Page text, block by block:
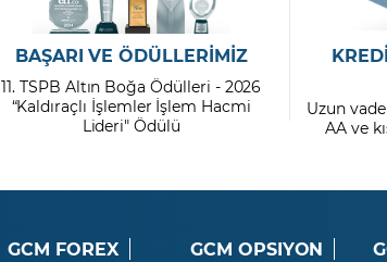
BAŞARI VE ÖDÜLLERİMİZ
11. TSPB Altın Boğa Ödülleri - 2026
“Kaldıraçlı İşlemler İşlem Hacmi
Lideri" Ödülü
Uzun
AA ve
GCM FOREX GCM OPSIYON